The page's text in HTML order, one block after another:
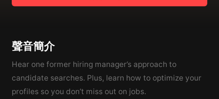
聲音簡介
Hear one former hiring manager’s approach to
candidate searches. Plus, learn how to optimize your
profiles so you don’t miss out on jobs.